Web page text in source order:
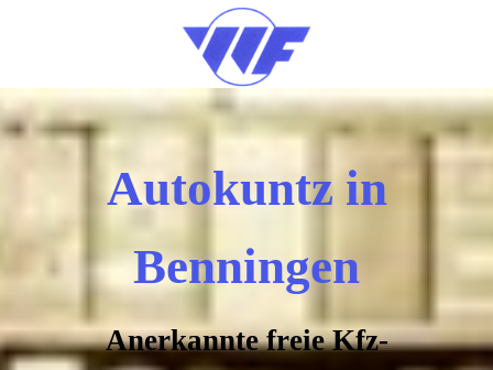
Autokuntz in
Benningen
Anerkannte freie Kfz-